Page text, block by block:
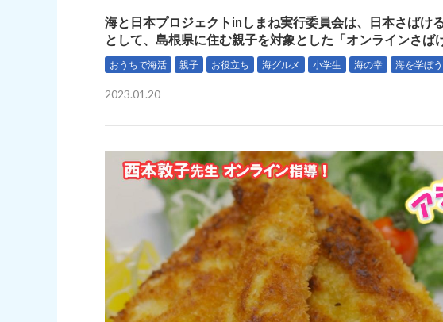
海と日本プロジェクトinしまね実行委員会は、日本さばけ
として、島根県に住む親子を対象とした「オンラインさば
おうちで海活 親子 お役立ち 海グルメ 小学生 海の幸 海を学ぼう
2023.01.20